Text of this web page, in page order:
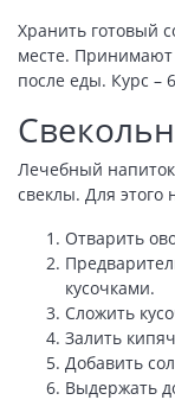
Хранить готовый
месте.
после еды. Курс –
Лечебный
свеклы. Для этого
Отварить
кусочками.
Сложить
Залить
Добавить
Выдержать